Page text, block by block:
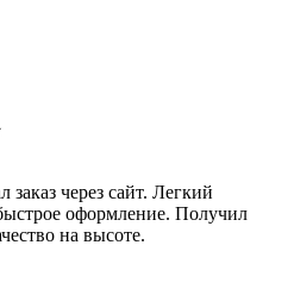
через сайт. Легкий
оформление. Получил
на высоте.